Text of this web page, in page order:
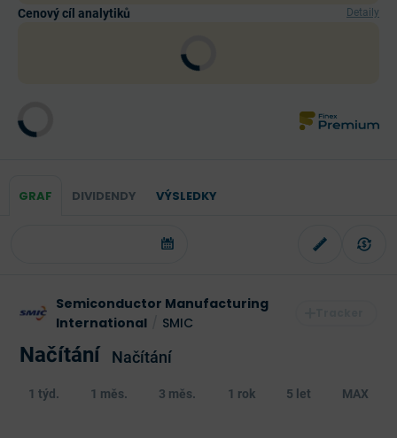
Cenový cíl analytiků Detaily
GRAF DIVIDENDY VÝSLEDKY
Semiconductor Manufacturing
International
SMIC
Načítání Načítání
1 týd. 1 měs. 3 měs. 1 rok 5 let MAX